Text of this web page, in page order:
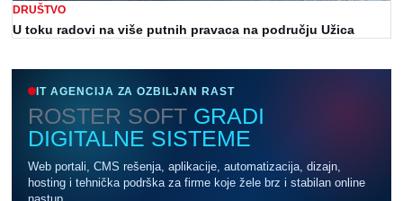
DRUŠTVO
U toku radovi na više putnih pravaca na području Užica
IT AGENCIJA ZA OZBILJAN RAST
ROSTER SOFT GRADI
DIGITALNE SISTEME
Web portali, CMS rešenja, aplikacije, automatizacija, dizajn,
hosting i tehnička podrška za firme koje žele brz i stabilan online